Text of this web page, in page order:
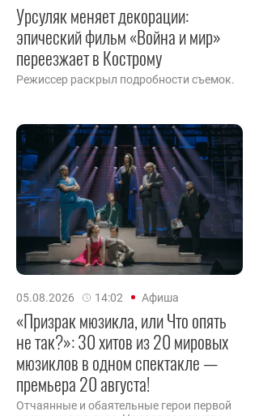
Урсуляк меняет декорации:
эпический фильм «Война и мир»
переезжает в Кострому
Режиссер раскрыл подробности съемок.
05.08.2026 14:02 Афиша
«Призрак мюзикла, или Что опять
не так?»: 30 хитов из 20 мировых
мюзиклов в одном спектакле —
премьера 20 августа!
Отчаянные и обаятельные герои первой